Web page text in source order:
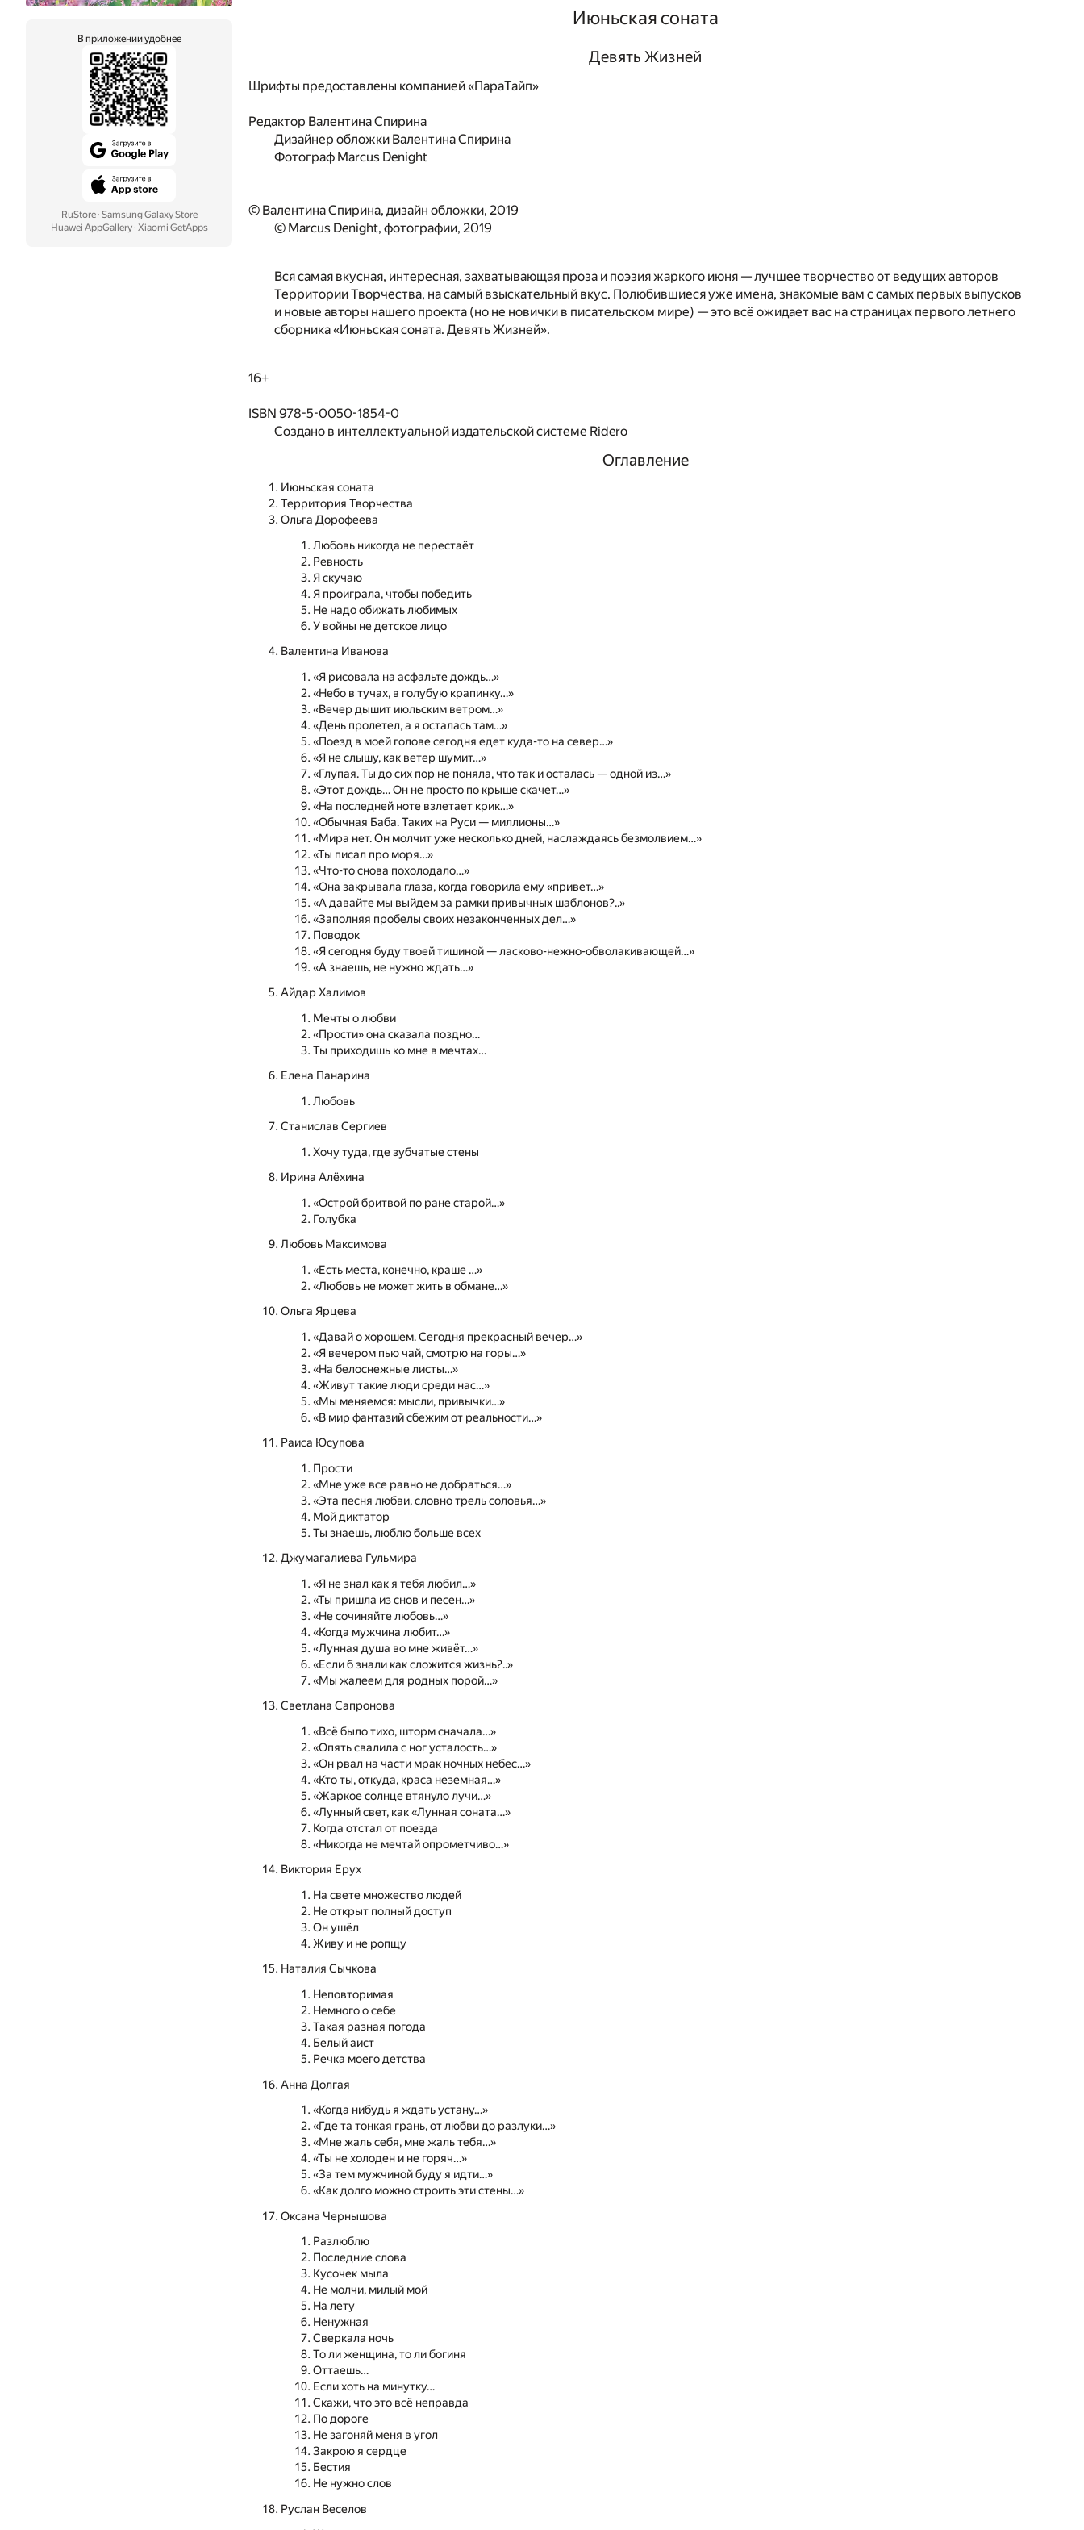
В приложении удобнее
RuStore· Samsung Galaxy Store
Huawei AppGallery· Xiaomi GetApps
Июньская соната
Девять Жизней
Шрифты предоставлены компанией «ПараТайп»
Редактор Валентина Спирина
Дизайнер обложки Валентина Спирина
Фотограф Marcus Denight
© Валентина Спирина, дизайн обложки, 2019
© Marcus Denight, фотографии, 2019
Вся самая вкусная, интересная, захватывающая проза и поэзия жаркого июня — лучшее творчество от ведущих авторов
Территории Творчества, на самый взыскательный вкус. Полюбившиеся уже имена, знакомые вам с самых первых выпусков
и новые авторы нашего проекта (но не новички в писательском мире) — это всё ожидает вас на страницах первого летнего
сборника «Июньская соната. Девять Жизней».
16+
ISBN 978-5-0050-1854-0
Создано в интеллектуальной издательской системе Ridero
Оглавление
Июньская соната
Территория Творчества
Ольга Дорофеева
Любовь никогда не перестаёт
Ревность
Я скучаю
Я проиграла, чтобы победить
Не надо обижать любимых
У войны не детское лицо
Валентина Иванова
«Я рисовала на асфальте дождь…»
«Небо в тучах, в голубую крапинку…»
«Вечер дышит июльским ветром…»
«День пролетел, а я осталась там…»
«Поезд в моей голове сегодня едет куда-то на север…»
«Я не слышу, как ветер шумит…»
«Глупая. Ты до сих пор не поняла, что так и осталась — одной из…»
«Этот дождь… Он не просто по крыше скачет…»
«На последней ноте взлетает крик…»
«Обычная Баба. Таких на Руси — миллионы…»
«Мира нет. Он молчит уже несколько дней, наслаждаясь безмолвием…»
«Ты писал про моря…»
«Что-то снова похолодало…»
«Она закрывала глаза, когда говорила ему «привет…»
«А давайте мы выйдем за рамки привычных шаблонов?..»
«Заполняя пробелы своих незаконченных дел…»
Поводок
«Я сегодня буду твоей тишиной — ласково-нежно-обволакивающей…»
«А знаешь, не нужно ждать…»
Айдар Халимов
Мечты о любви
«Прости» она сказала поздно…
Ты приходишь ко мне в мечтах…
Елена Панарина
Любовь
Станислав Сергиев
Хочу туда, где зубчатые стены
Ирина Алёхина
«Острой бритвой по ране старой…»
Голубка
Любовь Максимова
«Есть места, конечно, краше …»
«Любовь не может жить в обмане…»
Ольга Ярцева
«Давай о хорошем. Сегодня прекрасный вечер…»
«Я вечером пью чай, смотрю на горы…»
«На белоснежные листы…»
«Живут такие люди среди нас…»
«Мы меняемся: мысли, привычки…»
«В мир фантазий сбежим от реальности…»
Раиса Юсупова
Прости
«Мне уже все равно не добраться…»
«Эта песня любви, словно трель соловья…»
Мой диктатор
Ты знаешь, люблю больше всех
Джумагалиева Гульмира
«Я не знал как я тебя любил…»
«Ты пришла из снов и песен…»
«Не сочиняйте любовь…»
«Когда мужчина любит…»
«Лунная душа во мне живёт…»
«Если б знали как сложится жизнь?..»
«Мы жалеем для родных порой…»
Светлана Сапронова
«Всё было тихо, шторм сначала…»
«Опять свалила с ног усталость…»
«Он рвал на части мрак ночных небес…»
«Кто ты, откуда, краса неземная…»
«Жаркое солнце втянуло лучи…»
«Лунный свет, как «Лунная соната…»
Когда отстал от поезда
«Никогда не мечтай опрометчиво…»
Виктория Ерух
На свете множество людей
Не открыт полный доступ
Он ушёл
Живу и не ропщу
Наталия Сычкова
Неповторимая
Немного о себе
Такая разная погода
Белый аист
Речка моего детства
Анна Долгая
«Когда нибудь я ждать устану…»
«Где та тонкая грань, от любви до разлуки…»
«Мне жаль себя, мне жаль тебя…»
«Ты не холоден и не горяч…»
«За тем мужчиной буду я идти…»
«Как долго можно строить эти стены…»
Оксана Чернышова
Разлюблю
Последние слова
Кусочек мыла
Не молчи, милый мой
На лету
Ненужная
Сверкала ночь
То ли женщина, то ли богиня
Оттаешь…
Если хоть на минутку…
Скажи, что это всё неправда
По дороге
Не загоняй меня в угол
Закрою я сердце
Бестия
Не нужно слов
Руслан Веселов